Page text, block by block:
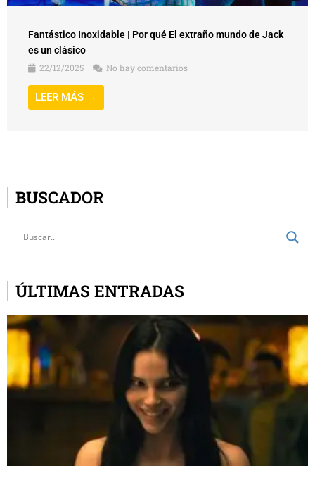
Fantástico Inoxidable | Por qué El extraño mundo de Jack
es un clásico
22/12/2025
No hay comentarios
LEER MÁS →
BUSCADOR
ÚLTIMAS ENTRADAS